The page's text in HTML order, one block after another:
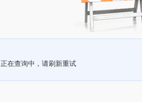
正在查询中，请刷新重试